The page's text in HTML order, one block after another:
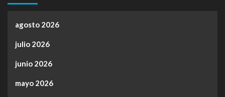
agosto 2026
julio 2026
junio 2026
mayo 2026